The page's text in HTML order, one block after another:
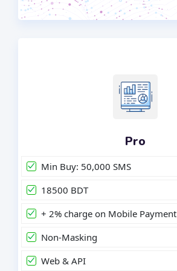
Pro
Min Buy: 50,000 SMS
18500 BDT
+ 2% charge on Mobile Payment
Non-Masking
Web & API